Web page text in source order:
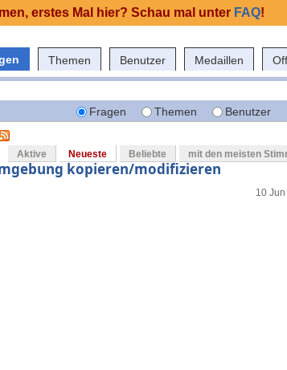
Themen Benutzer Medaillen
Fragen Themen Benutzer
Aktive Neueste Beliebte mit den meisten
kopieren/modifizieren
10
erstes Mal hier? Schau mal unter FAQ!